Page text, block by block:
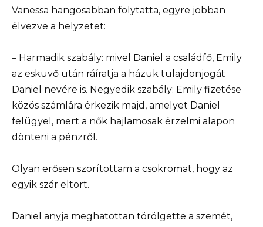
Vanessa hangosabban folytatta, egyre jobban
élvezve a helyzetet:
– Harmadik szabály: mivel Daniel a családfő, Emily
az esküvő után ráíratja a házuk tulajdonjogát
Daniel nevére is. Negyedik szabály: Emily fizetése
közös számlára érkezik majd, amelyet Daniel
felügyel, mert a nők hajlamosak érzelmi alapon
dönteni a pénzről.
Olyan erősen szorítottam a csokromat, hogy az
egyik szár eltört.
Daniel anyja meghatottan törölgette a szemét,